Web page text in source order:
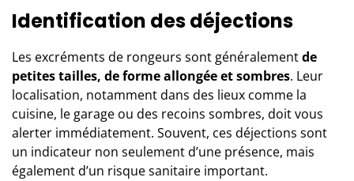
Identification des déjections
Les excréments de rongeurs sont généralementde
petites tailles, de forme allongée et sombres. Leur
localisation, notamment dans des lieux comme la
cuisine, le garage ou des recoins sombres, doit vous
alerter immédiatement. Souvent, ces déjections sont
un indicateur non seulement d’une présence, mais
également d’un risque sanitaire important.